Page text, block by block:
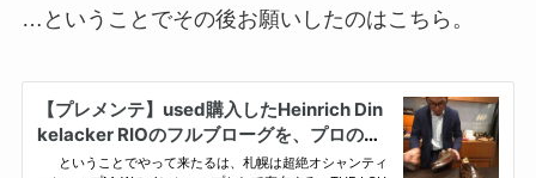
…ということでその後お願いしたのはこちら。